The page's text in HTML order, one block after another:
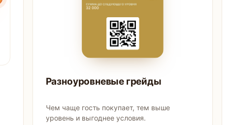
Разноуровневые грейды
Чем чаще гость покупает, тем выше
уровень и выгоднее условия.